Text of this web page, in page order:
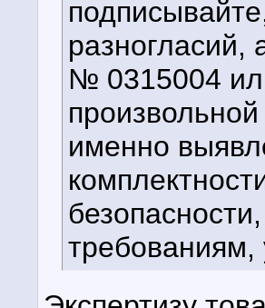
разногласий,
№ 0315004
именно
требованиям,